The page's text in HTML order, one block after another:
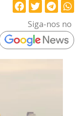
Siga-nos no